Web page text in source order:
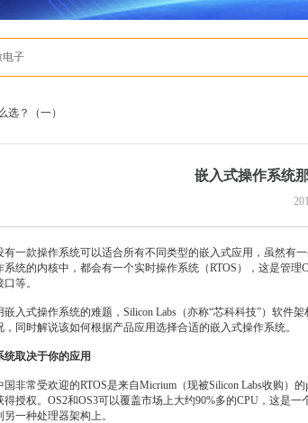
电子
选？（一）
嵌入式操作系统
有一款操作系统可以适合所有不同类型的嵌入式应用，虽然有
系统的内核中，都会有一个实时操作系统（RTOS），这是管
等。
入式操作系统的难题，Silicon Labs（亦称“芯科科技”）软件
，同时解说该如何根据产品应用选择合适的嵌入式操作系统。
统取决于你的应用
非常受欢迎的RTOS是来自Micrium（现被Silicon Labs收购）
得授权。OS2和OS3可以覆盖市场上大约90%多的CPU，这是
一种处理器架构上。